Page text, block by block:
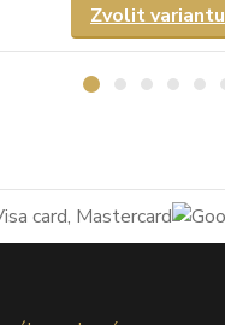
Zvolit variantu